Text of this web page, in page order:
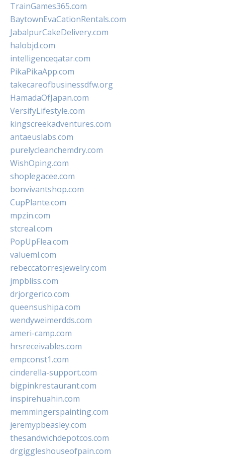
TrainGames365.com
BaytownEvaCationRentals.com
JabalpurCakeDelivery.com
halobjd.com
intelligenceqatar.com
PikaPikaApp.com
takecareofbusinessdfw.org
HamadaOfJapan.com
VersifyLifestyle.com
kingscreekadventures.com
antaeuslabs.com
purelycleanchemdry.com
WishOping.com
shoplegacee.com
bonvivantshop.com
CupPlante.com
mpzin.com
stcreal.com
PopUpFlea.com
valueml.com
rebeccatorresjewelry.com
jmpbliss.com
drjorgerico.com
queensushipa.com
wendyweimerdds.com
ameri-camp.com
hrsreceivables.com
empconst1.com
cinderella-support.com
bigpinkrestaurant.com
inspirehuahin.com
memmingerspainting.com
jeremypbeasley.com
thesandwichdepotcos.com
drgiggleshouseofpain.com